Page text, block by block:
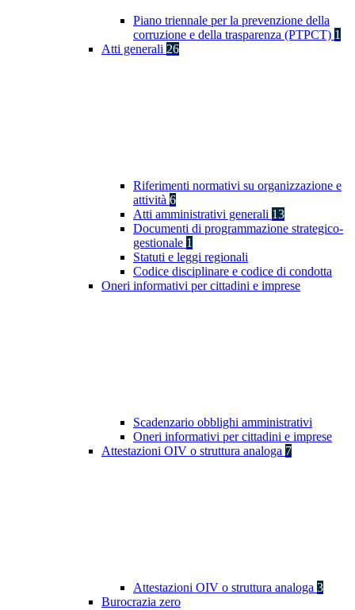
Piano triennale per la prevenzione della
corruzione e della trasparenza (PTPCT) 1
Atti generali 26
Riferimenti normativi su organizzazione e
attività 6
Atti amministrativi generali 13
Documenti di programmazione strategico-
gestionale 1
Statuti e leggi regionali
Codice disciplinare e codice di condotta
Oneri informativi per cittadini e imprese
Scadenzario obblighi amministrativi
Oneri informativi per cittadini e imprese
Attestazioni OIV o struttura analoga 7
Attestazioni OIV o struttura analoga 3
Burocrazia zero